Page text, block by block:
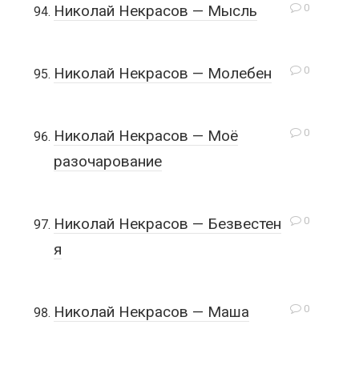
0
Николай Некрасов — Мысль
0
Николай Некрасов — Молебен
0
Николай Некрасов — Моё
разочарование
0
Николай Некрасов — Безвестен
я
0
Николай Некрасов — Маша